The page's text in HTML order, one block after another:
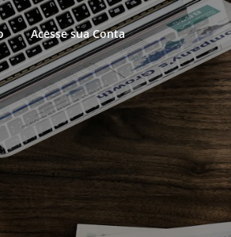
Acesse sua Conta